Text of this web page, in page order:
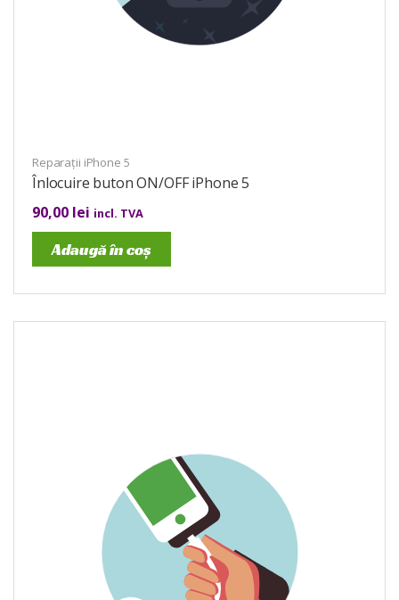
Reparații iPhone 5
Înlocuire buton ON/OFF iPhone 5
90,00 lei incl. TVA
Adaugă în coș